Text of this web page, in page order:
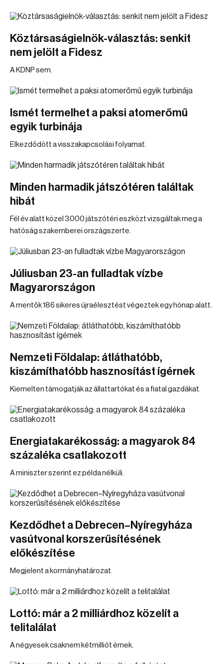
Köztársaságielnök-választás: senkit
nem jelölt a Fidesz
A KDNP sem.
Ismét termelhet a paksi atomerőmű
egyik turbinája
Elkezdődött a visszakapcsolási folyamat.
Minden harmadik játszótéren találtak
hibát
Fél év alatt közel 3000 játszótéri eszközt vizsgáltak meg a
hatóság szakemberei országszerte.
Júliusban 23-an fulladtak vízbe
Magyarországon
A mentők 186 sikeres újraélesztést végeztek egy hónap alatt.
Nemzeti Földalap: átláthatóbb,
kiszámíthatóbb hasznosítást ígérnek
Kiemelten támogatják az állattartókat és a fiatal gazdákat.
Energiatakarékosság: a magyarok 84
százaléka csatlakozott
A miniszter szerint ez példa nélküli.
Kezdődhet a Debrecen–Nyíregyháza
vasútvonal korszerűsítésének
előkészítése
Megjelent a kormányhatározat.
Lottó: már a 2 milliárdhoz közelít a
telitalálat
A négyesek csaknem kétmilliót érnek.